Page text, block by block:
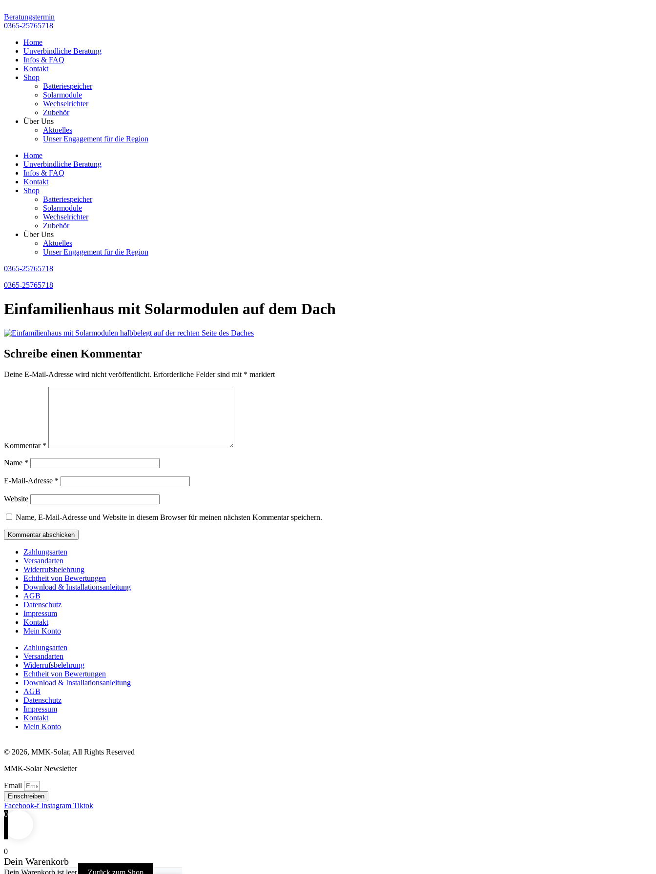
Inhalt
springen
Beratungstermin
0365-25765718
Home
Unverbindliche Beratung
Infos & FAQ
Kontakt
Shop
Batteriespeicher
Solarmodule
Wechselrichter
Zubehör
Über Uns
Aktuelles
Unser Engagement für die Region
Home
Unverbindliche Beratung
Infos & FAQ
Kontakt
Shop
Batteriespeicher
Solarmodule
Wechselrichter
Zubehör
Über Uns
Aktuelles
Unser Engagement für die Region
0365-25765718
0365-25765718
Einfamilienhaus mit Solarmodulen auf dem Dach
Schreibe einen Kommentar
Deine E-Mail-Adresse wird nicht veröffentlicht. Erforderliche Felder sind mit * markiert
Kommentar *
Name *
E-Mail-Adresse *
Website
Name, E-Mail-Adresse und Website in diesem Browser für meinen nächsten Kommentar speichern.
Zahlungsarten
Versandarten
Widerrufsbelehrung
Echtheit von Bewertungen
Download & Installationsanleitung
AGB
Datenschutz
Impressum
Kontakt
Mein Konto
Zahlungsarten
Versandarten
Widerrufsbelehrung
Echtheit von Bewertungen
Download & Installationsanleitung
AGB
Datenschutz
Impressum
Kontakt
Mein Konto
© 2026, MMK-Solar, All Rights Reserved
MMK-Solar Newsletter
Email
Einschreiben
Facebook-f Instagram Tiktok
0
0
Dein Warenkorb
Dein Warenkorb ist leer Zurück zum Shop